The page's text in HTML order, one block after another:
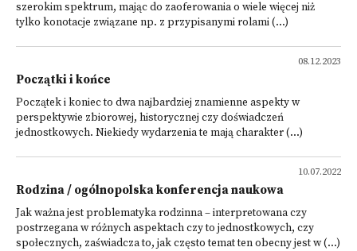
szerokim spektrum, mając do zaoferowania o wiele więcej niż
tylko konotacje związane np. z przypisanymi rolami (...)
08.12.2023
Początki i końce
Początek i koniec to dwa najbardziej znamienne aspekty w
perspektywie zbiorowej, historycznej czy doświadczeń
jednostkowych. Niekiedy wydarzenia te mają charakter (...)
10.07.2022
Rodzina / ogólnopolska konferencja naukowa
Jak ważna jest problematyka rodzinna – interpretowana czy
postrzegana w różnych aspektach czy to jednostkowych, czy
społecznych, zaświadcza to, jak często temat ten obecny jest w (...)